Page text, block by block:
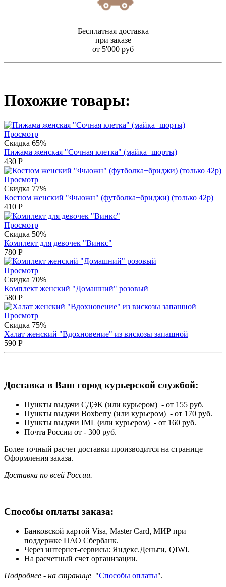
Бесплатная доставка
при заказе
от 5'000 руб
Похожие товары:
Просмотр
Скидка 65%
Пижама женская "Сочная клетка" (майка+шорты)
430 Р
Просмотр
Скидка 77%
Костюм женский "Фьюжн" (футболка+бриджи) (только 42р)
410 Р
Просмотр
Скидка 50%
Комплект для девочек "Винкс"
780 Р
Просмотр
Скидка 70%
Комплект женский "Домашний" розовый
580 Р
Просмотр
Скидка 75%
Халат женский "Вдохновение" из вискозы запашной
590 Р
Доставка в Ваш город курьерской службой:
Пункты выдачи СДЭК (или курьером) - от 155 руб.
Пункты выдачи Boxberry (или курьером) - от 170 руб.
Пункты выдачи IML (или курьером) - от 160 руб.
Почта России от - 300 руб.
Более точный расчет доставки производится на странице
Оформления заказа.
Доставка по всей России.
Способы оплаты заказа:
Банковской картой Visa, Master Card, МИР при
поддержке ПАО Сбербанк.
Через интернет-сервисы: Яндекс.Деньги, QIWI.
На расчетный счет организации.
Подробнее - на странице "Способы оплаты".